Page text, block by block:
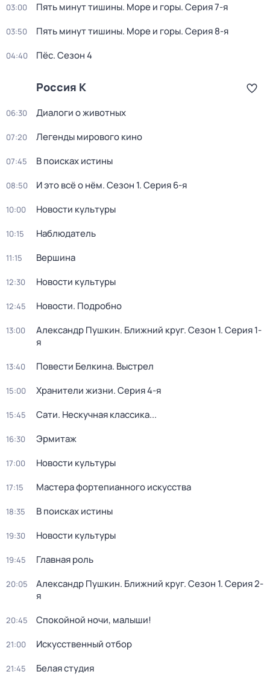
03:00 Пять минут тишины. Море и горы. Серия 7-я
03:50 Пять минут тишины. Море и горы. Серия 8-я
04:40 Пёс. Сезон 4
Россия К
06:30 Диалоги о животных
07:20 Легенды мирового кино
07:45 В поисках истины
08:50 И это всё о нём. Сезон 1. Серия 6-я
10:00 Новости культуры
10:15 Наблюдатель
11:15 Вершина
12:30 Новости культуры
12:45 Новости. Подробно
13:00 Александр Пушкин. Ближний круг. Сезон 1. Серия 1-
я
13:40 Повести Белкина. Выстрел
15:00 Хранители жизни. Серия 4-я
15:45 Сати. Нескучная классика...
16:30 Эрмитаж
17:00 Новости культуры
17:15 Мастера фортепианного искусства
18:35 В поисках истины
19:30 Новости культуры
19:45 Главная роль
20:05 Александр Пушкин. Ближний круг. Сезон 1. Серия 2-
я
20:45 Спокойной ночи, малыши!
21:00 Искусственный отбор
21:45 Белая студия